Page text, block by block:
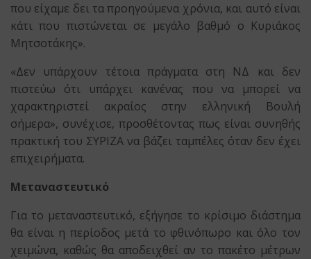
που είχαμε δει τα προηγούμενα χρόνια, και αυτό είναι
κάτι που πιστώνεται σε μεγάλο βαθμό ο Κυριάκος
Μητσοτάκης».
«Δεν υπάρχουν τέτοια πράγματα στη ΝΔ και δεν
πιστεύω ότι υπάρχει κανένας που να μπορεί να
χαρακτηριστεί ακραίος στην ελληνική Βουλή
σήμερα», συνέχισε, προσθέτοντας πως είναι συνηθής
πρακτική του ΣΥΡΙΖΑ να βάζει ταμπέλες όταν δεν έχει
επιχειρήματα.
Μεταναστευτικό
Για το μεταναστευτικό, εξήγησε το κρίσιμο διάστημα
θα είναι η περίοδος μετά το φθινόπωρο και όλο τον
χειμώνα, καθώς θα αποδειχθεί αν το πακέτο μέτρων